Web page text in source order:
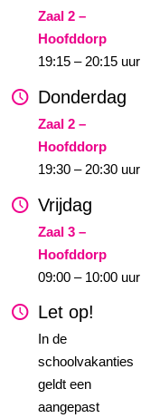
Zaal 2 –
Hoofddorp
19:15 – 20:15 uur
Donderdag
Zaal 2 –
Hoofddorp
19:30 – 20:30 uur
Vrijdag
Zaal 3 –
Hoofddorp
09:00 – 10:00 uur
Let op!
In de
schoolvakanties
geldt een
aangepast